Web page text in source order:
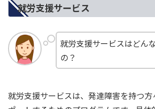
就労支援サービス
就労支援サービスはどん
の？
就労支援サービスは、発達障害を持つ